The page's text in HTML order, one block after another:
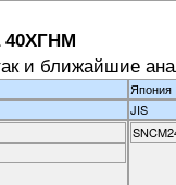
40ХГНМ
и ближайшие
Япония
JIS